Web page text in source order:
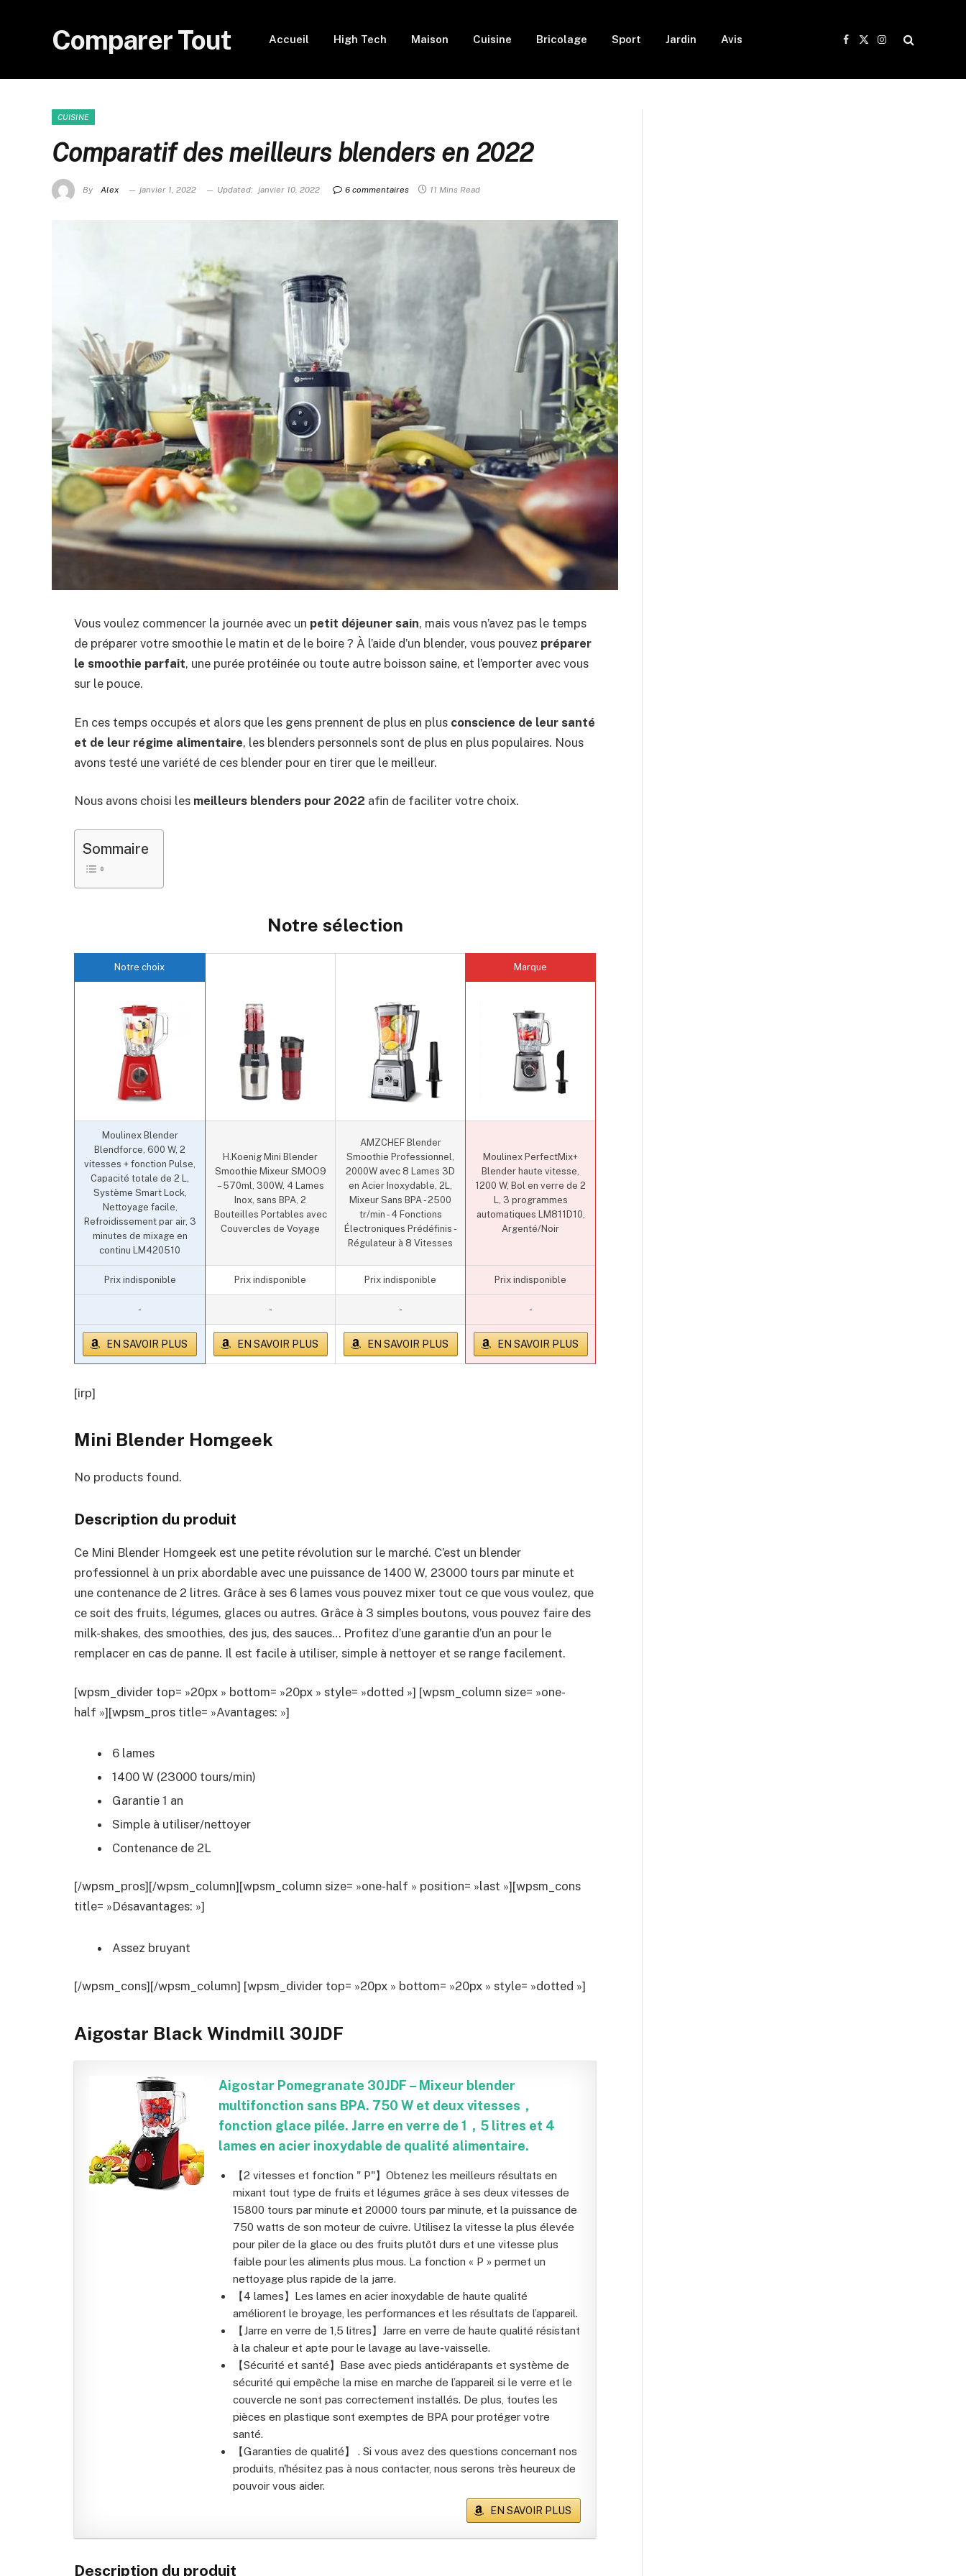
Comparer Tout Accueil High Tech Maison Cuisine Bricolage Sport Jardin Avis
Facebook
X
Instagram
CUISINE
Comparatif des meilleurs blenders en 2022
By Alex janvier 1, 2022 Updated: janvier 10, 2022 6 commentaires 11 Mins Read
Vous voulez commencer la journée avec un petit déjeuner sain, mais vous n’avez pas le temps
de préparer votre smoothie le matin et de le boire ? À l’aide d’un blender, vous pouvez préparer
le smoothie parfait, une purée protéinée ou toute autre boisson saine, et l’emporter avec vous
sur le pouce.
En ces temps occupés et alors que les gens prennent de plus en plus conscience de leur santé
et de leur régime alimentaire, les blenders personnels sont de plus en plus populaires. Nous
avons testé une variété de ces blender pour en tirer que le meilleur.
Nous avons choisi les meilleurs blenders pour 2022 afin de faciliter votre choix.
Sommaire
Notre sélection
Notre choix Marque
Moulinex Blender
Blendforce, 600 W, 2
vitesses + fonction Pulse,
Capacité totale de 2 L,
Système Smart Lock,
Nettoyage facile,
Refroidissement par air, 3
minutes de mixage en
continu LM420510
H.Koenig Mini Blender
Smoothie Mixeur SMOO9
– 570ml, 300W, 4 Lames
Inox, sans BPA, 2
Bouteilles Portables avec
Couvercles de Voyage
AMZCHEF Blender
Smoothie Professionnel,
2000W avec 8 Lames 3D
en Acier Inoxydable, 2L,
Mixeur Sans BPA - 2500
tr/min - 4 Fonctions
Électroniques Prédéfinis -
Régulateur à 8 Vitesses
Moulinex PerfectMix+
Blender haute vitesse,
1200 W, Bol en verre de 2
L, 3 programmes
automatiques LM811D10,
Argenté/Noir
Prix indisponible Prix indisponible Prix indisponible Prix indisponible
- - - -
EN SAVOIR PLUS EN SAVOIR PLUS EN SAVOIR PLUS EN SAVOIR PLUS
[irp]
Mini Blender Homgeek
No products found.
Description du produit
Ce Mini Blender Homgeek est une petite révolution sur le marché. C’est un blender
professionnel à un prix abordable avec une puissance de 1400 W, 23000 tours par minute et
une contenance de 2 litres. Grâce à ses 6 lames vous pouvez mixer tout ce que vous voulez, que
ce soit des fruits, légumes, glaces ou autres. Grâce à 3 simples boutons, vous pouvez faire des
milk-shakes, des smoothies, des jus, des sauces… Profitez d’une garantie d’un an pour le
remplacer en cas de panne. Il est facile à utiliser, simple à nettoyer et se range facilement.
[wpsm_divider top= »20px » bottom= »20px » style= »dotted »] [wpsm_column size= »one-
half »][wpsm_pros title= »Avantages: »]
6 lames
1400 W (23000 tours/min)
Garantie 1 an
Simple à utiliser/nettoyer
Contenance de 2L
[/wpsm_pros][/wpsm_column][wpsm_column size= »one-half » position= »last »][wpsm_cons
title= »Désavantages: »]
Assez bruyant
[/wpsm_cons][/wpsm_column] [wpsm_divider top= »20px » bottom= »20px » style= »dotted »]
Aigostar Black Windmill 30JDF
Aigostar Pomegranate 30JDF – Mixeur blender
multifonction sans BPA. 750 W et deux vitesses，
fonction glace pilée. Jarre en verre de 1，5 litres et 4
lames en acier inoxydable de qualité alimentaire.
【2 vitesses et fonction " P"】Obtenez les meilleurs résultats en
mixant tout type de fruits et légumes grâce à ses deux vitesses de
15800 tours par minute et 20000 tours par minute, et la puissance de
750 watts de son moteur de cuivre. Utilisez la vitesse la plus élevée
pour piler de la glace ou des fruits plutôt durs et une vitesse plus
faible pour les aliments plus mous. La fonction « P » permet un
nettoyage plus rapide de la jarre.
【4 lames】Les lames en acier inoxydable de haute qualité
améliorent le broyage, les performances et les résultats de l’appareil.
【Jarre en verre de 1,5 litres】Jarre en verre de haute qualité résistant
à la chaleur et apte pour le lavage au lave-vaisselle.
【Sécurité et santé】Base avec pieds antidérapants et système de
sécurité qui empêche la mise en marche de l’appareil si le verre et le
couvercle ne sont pas correctement installés. De plus, toutes les
pièces en plastique sont exemptes de BPA pour protéger votre
santé.
【Garanties de qualité】 . Si vous avez des questions concernant nos
produits, n'hésitez pas à nous contacter, nous serons très heureux de
pouvoir vous aider.
EN SAVOIR PLUS
Description du produit